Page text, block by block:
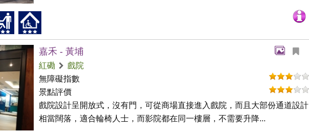
嘉禾 - 黃埔
紅磡
戲院
無障礙指數
景點評價
戲院設計呈開放式，沒有門，可從商場直接進入戲院，而且大部份通道設計
相當闊落，適合輪椅人士，而影院都在同一樓層，不需要升降...